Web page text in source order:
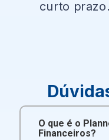
curto prazo.
O que é o
Financeiros?